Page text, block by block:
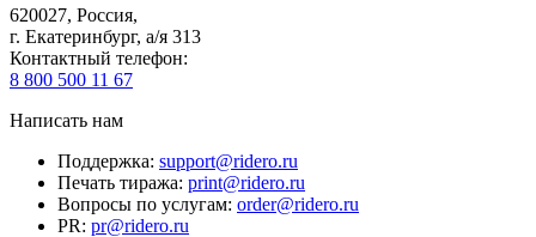
620027, Россия,
г. Екатеринбург, а/я 313
Контактный телефон:
8 800 500 11 67
Написать нам
Поддержка: support@ridero.ru
Печать тиража: print@ridero.ru
Вопросы по услугам: order@ridero.ru
PR: pr@ridero.ru